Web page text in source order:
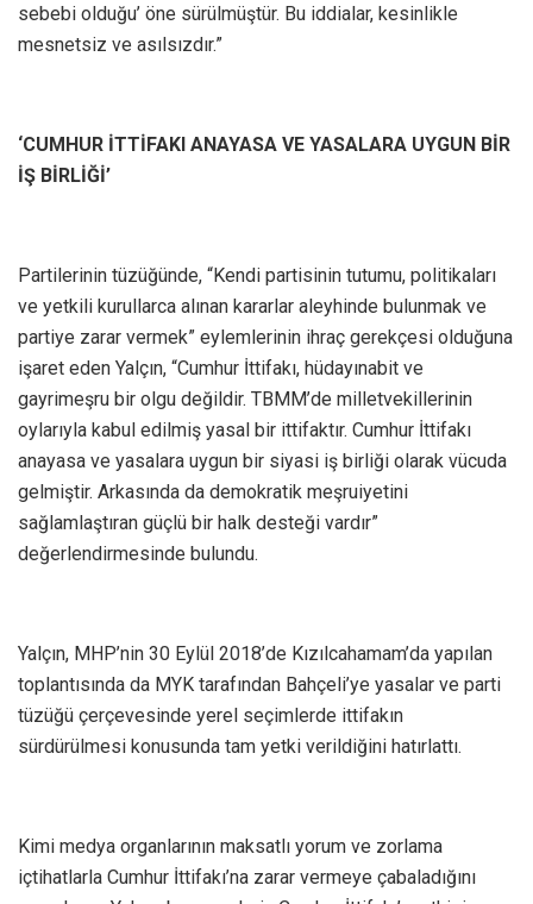
sebebi olduğu’ öne sürülmüştür. Bu iddialar, kesinlikle
mesnetsiz ve asılsızdır.”
‘CUMHUR İTTİFAKI ANAYASA VE YASALARA UYGUN BİR
İŞ BİRLİĞİ’
Partilerinin tüzüğünde, “Kendi partisinin tutumu, politikaları
ve yetkili kurullarca alınan kararlar aleyhinde bulunmak ve
partiye zarar vermek” eylemlerinin ihraç gerekçesi olduğuna
işaret eden Yalçın, “Cumhur İttifakı, hüdayınabit ve
gayrimeşru bir olgu değildir. TBMM’de milletvekillerinin
oylarıyla kabul edilmiş yasal bir ittifaktır. Cumhur İttifakı
anayasa ve yasalara uygun bir siyasi iş birliği olarak vücuda
gelmiştir. Arkasında da demokratik meşruiyetini
sağlamlaştıran güçlü bir halk desteği vardır”
değerlendirmesinde bulundu.
Yalçın, MHP’nin 30 Eylül 2018’de Kızılcahamam’da yapılan
toplantısında da MYK tarafından Bahçeli’ye yasalar ve parti
tüzüğü çerçevesinde yerel seçimlerde ittifakın
sürdürülmesi konusunda tam yetki verildiğini hatırlattı.
Kimi medya organlarının maksatlı yorum ve zorlama
içtihatlarla Cumhur İttifakı’na zarar vermeye çabaladığını